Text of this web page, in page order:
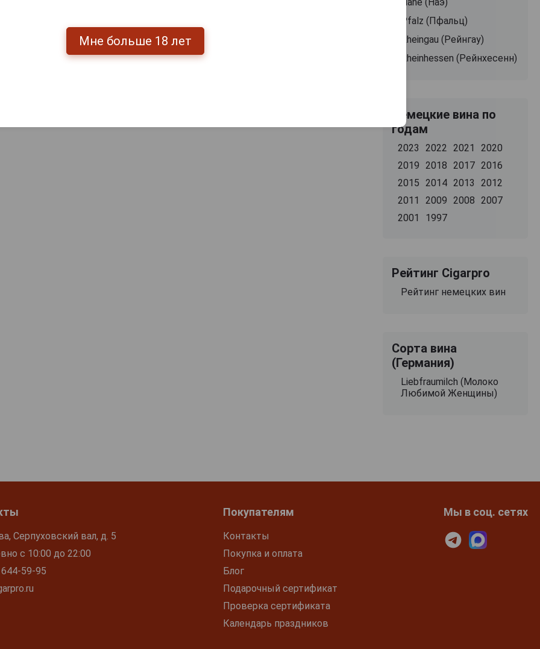
Pfalz (Пфальц)
Rheingau (Рейнгау)
Rheinhessen (Рейнхесенн)
Немецкие вина по
годам
2023 2022 2021
2020
2019
2018 2017 2016
2015
2014 2013
2012
2011
2009 2008
2007
2001
1997
Рейтинг Cigarpro
Рейтинг немецких вин
Сорта вина
(Германия)
Liebfraumilch (Молоко
Любимой Женщины)
Серпуховский вал, д. 5
с 10:00 до 22:00
59-95
Покупателям
Контакты
Покупка и оплата
Блог
Подарочный сертификат
Проверка сертификата
Календарь праздников
Мы в соц. сетях
Мне больше 18 лет